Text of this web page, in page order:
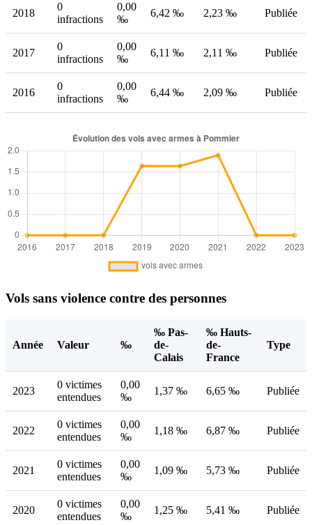
2018
0
infractions
0,00
‰
6,42 ‰ 2,23 ‰ Publiée
2017
0
infractions
0,00
‰
6,11 ‰ 2,11 ‰ Publiée
2016
0
infractions
0,00
‰
6,44 ‰ 2,09 ‰ Publiée
Vols sans violence contre des personnes
Année Valeur ‰
‰ Pas-
de-
Calais
‰ Hauts-
de-
France
Type
2023
0 victimes
entendues
0,00
‰
1,37 ‰ 6,65 ‰ Publiée
2022
0 victimes
entendues
0,00
‰
1,18 ‰ 6,87 ‰ Publiée
2021
0 victimes
entendues
0,00
‰
1,09 ‰ 5,73 ‰ Publiée
2020
0 victimes
entendues
0,00
‰
1,25 ‰ 5,41 ‰ Publiée